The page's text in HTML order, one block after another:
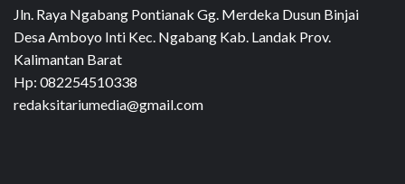
Jln. Raya Ngabang Pontianak Gg. Merdeka Dusun Binjai
Desa Amboyo Inti Kec. Ngabang Kab. Landak Prov.
Kalimantan Barat
Hp: 082254510338
redaksitariumedia@gmail.com